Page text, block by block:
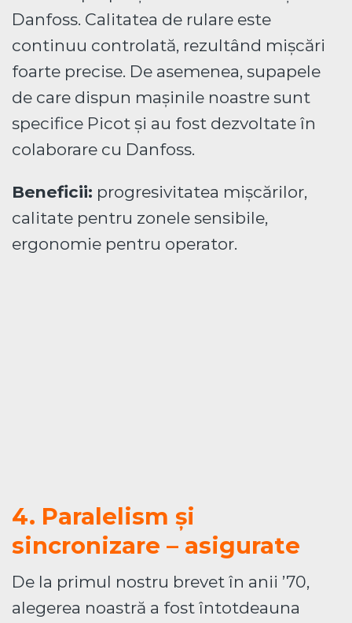
Danfoss. Calitatea de rulare este
continuu controlată, rezultând mișcări
foarte precise. De asemenea, supapele
de care dispun mașinile noastre sunt
specifice Picot și au fost dezvoltate în
colaborare cu Danfoss.
Beneficii: progresivitatea mișcărilor,
calitate pentru zonele sensibile,
ergonomie pentru operator.
4. Paralelism și
sincronizare – asigurate
De la primul nostru brevet în anii ’70,
alegerea noastră a fost întotdeauna